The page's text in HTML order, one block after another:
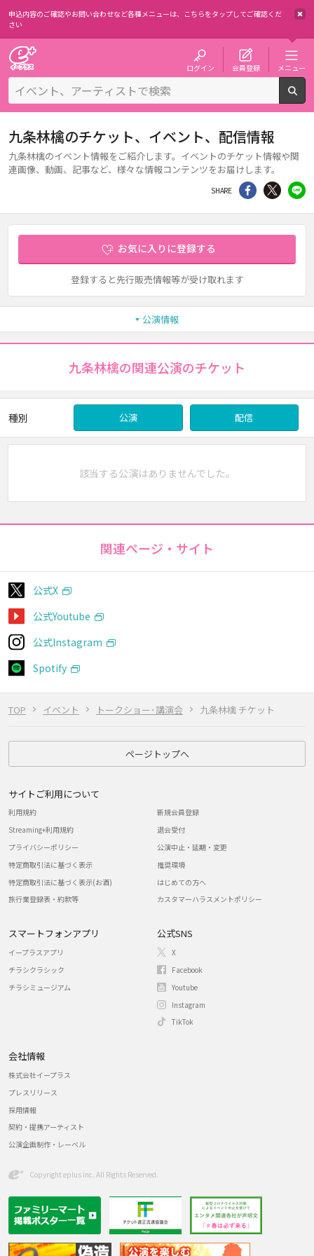
申込内容のご確認やお問い合わせなど各種メニューは、 こちらをタップしてご確認くだ
さい
ログイン 会員登録 メニュー
TOP イベント トークショー･講演会 九条林檎 チケット
九条林檎のチケット、イベント、配信情報
九条林檎のイベント情報をご紹介します。イベントのチケット情報や関
連画像、動画、記事など、様々な情報コンテンツをお届けします。
SHARE シェア Twitter
お気に入りに登録する
登録すると先行販売情報等が受け取れます
公演情報
九条林檎の関連公演のチケット
種別 公演 配信
該当する公演はありませんでした。
関連ページ・サイト
公式X
公式Youtube
公式Instagram
Spotify
ページトップへ
サイトご利用について
利用規約
Streaming+利用規約
プライバシーポリシー
特定商取引法に基づく表示
特定商取引法に基づく表示(お酒)
旅行業登録表・約款等
新規会員登録
退会受付
公演中止・延期・変更
推奨環境
はじめての方へ
カスタマーハラスメントポリシー
スマートフォンアプリ
イープラスアプリ
チラシクラシック
チラシミュージアム
公式SNS
X
Facebook
Youtube
Instagram
TikTok
会社情報
株式会社イープラス
プレスリリース
採用情報
契約・提携アーティスト
公演企画制作・レーベル
Copyright eplus inc. All Rights Reserved.